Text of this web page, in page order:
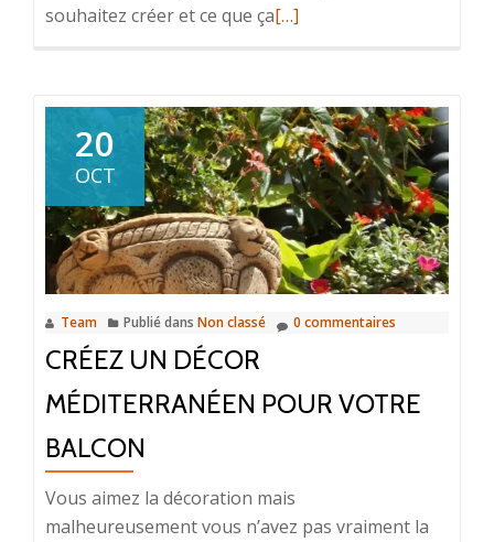
souhaitez créer et ce que çaEn
top
des
erreurs
déco
à
éviter
[…]
20
OCT
Team Publié dans Non classé 0 commentaires
CRÉEZ UN DÉCOR
MÉDITERRANÉEN POUR VOTRE
BALCON
Vous aimez la décoration mais
malheureusement vous n’avez pas vraiment la